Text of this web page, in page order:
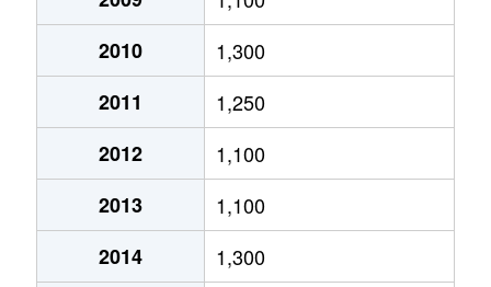
1,600万円
3,200万円
2,400万円
伊勢原町
2,200万円
伊勢原町
1,300万円
2010
1,300
2011
1,250
2012
1,100
2013
1,100
2014
1,300